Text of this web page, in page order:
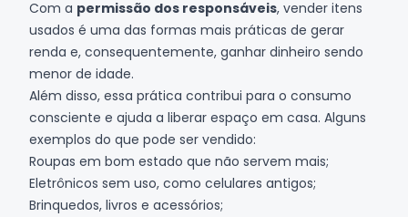
Com a permissão dos responsáveis, vender itens
usados é uma das formas mais práticas de gerar
renda e, consequentemente, ganhar dinheiro sendo
menor de idade.
Além disso, essa prática contribui para o consumo
consciente e ajuda a liberar espaço em casa. Alguns
exemplos do que pode ser vendido:
Roupas em bom estado que não servem mais;
Eletrônicos sem uso, como celulares antigos;
Brinquedos, livros e acessórios;